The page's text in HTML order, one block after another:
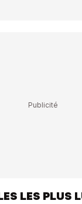
LES PLUS